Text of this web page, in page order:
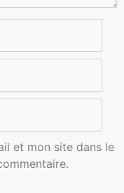
et mon site dans le